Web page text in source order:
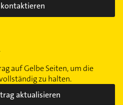
auf Gelbe Seiten, um die
zu halten.
aktualisieren